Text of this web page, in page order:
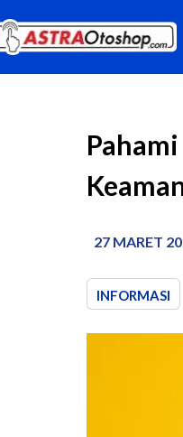
27 MARET
INFORMASI